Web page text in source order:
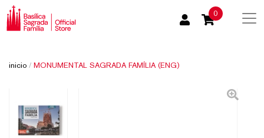
0
inicio / MONUMENTAL SAGRADA FAMÍLIA (ENG)